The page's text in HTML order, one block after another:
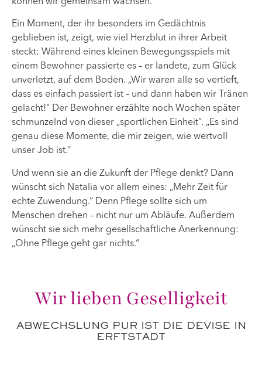
Ein Moment, der ihr besonders im Gedächtnis
geblieben ist, zeigt, wie viel Herzblut in ihrer Arbeit
steckt: Während eines kleinen Bewegungsspiels mit
einem Bewohner passierte es – er landete, zum Glück
unverletzt, auf dem Boden. „Wir waren alle so vertieft,
dass es einfach passiert ist – und dann haben wir Tränen
gelacht!“ Der Bewohner erzählte noch Wochen später
schmunzelnd von dieser „sportlichen Einheit“. „Es sind
genau diese Momente, die mir zeigen, wie wertvoll
unser Job ist.“
Und wenn sie an die Zukunft der Pflege denkt? Dann
wünscht sich Natalia vor allem eines: „Mehr Zeit für
echte Zuwendung.“ Denn Pflege sollte sich um
Menschen drehen – nicht nur um Abläufe. Außerdem
wünscht sie sich mehr gesellschaftliche Anerkennung:
„Ohne Pflege geht gar nichts.“
Wir lieben Geselligkeit
ABWECHSLUNG PUR IST DIE DEVISE IN
ERFTSTADT